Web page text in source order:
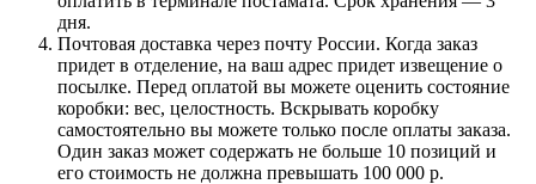
дня.
Почтовая доставка через почту России. Когда заказ
придет в отделение, на ваш адрес придет извещение о
посылке. Перед оплатой вы можете оценить состояние
коробки: вес, целостность. Вскрывать коробку
самостоятельно вы можете только после оплаты заказа.
Один заказ может содержать не больше 10 позиций и
его стоимость не должна превышать 100 000 р.